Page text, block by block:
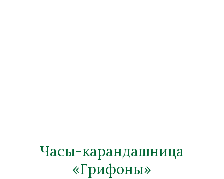
Часы-карандашница
«Грифоны»